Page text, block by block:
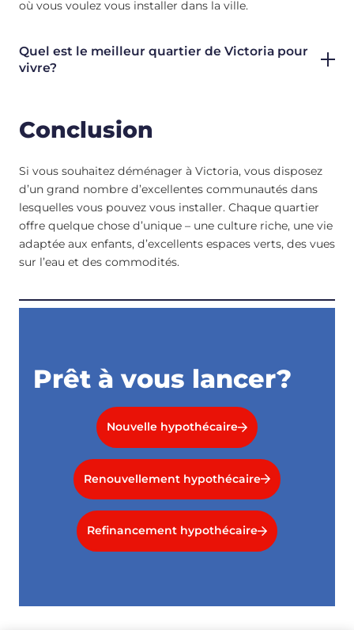
où vous voulez vous installer dans la ville.
Quel est le meilleur quartier de Victoria pour
vivre?
Conclusion
Si vous souhaitez déménager à Victoria, vous disposez
d’un grand nombre d’excellentes communautés dans
lesquelles vous pouvez vous installer. Chaque quartier
offre quelque chose d’unique – une culture riche, une vie
adaptée aux enfants, d’excellents espaces verts, des vues
sur l’eau et des commodités.
Prêt à vous lancer?
Nouvelle hypothécaire
Renouvellement hypothécaire
Refinancement hypothécaire